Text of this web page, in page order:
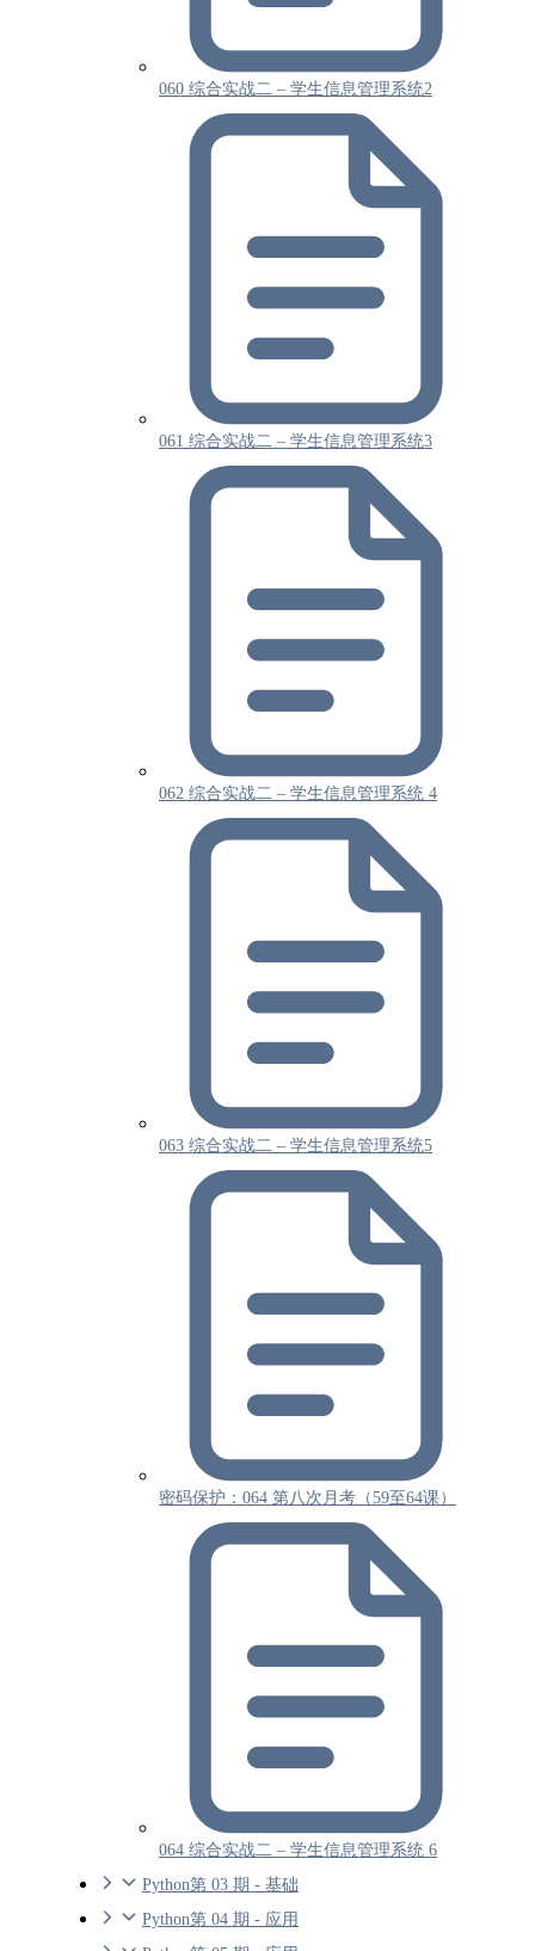
060 综合实战二 – 学生信息管理系统2
061 综合实战二 – 学生信息管理系统3
062 综合实战二 – 学生信息管理系统 4
063 综合实战二 – 学生信息管理系统5
密码保护：064 第八次月考（59至64课）
064 综合实战二 – 学生信息管理系统 6
Python第 03 期 - 基础
Python第 04 期 - 应用